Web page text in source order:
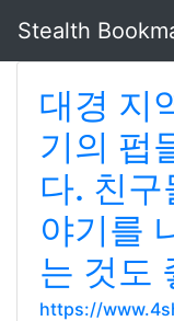
Stealth
대경 지
기의 펍
다. 친구
야기를
는 것도
https://